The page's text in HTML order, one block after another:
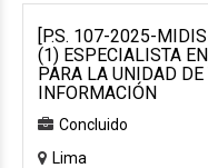
[P.S. 107-2025-
(1) ESPECIALISTA
PARA LA UNIDAD
INFORMACIÓN
Concluido
Lima